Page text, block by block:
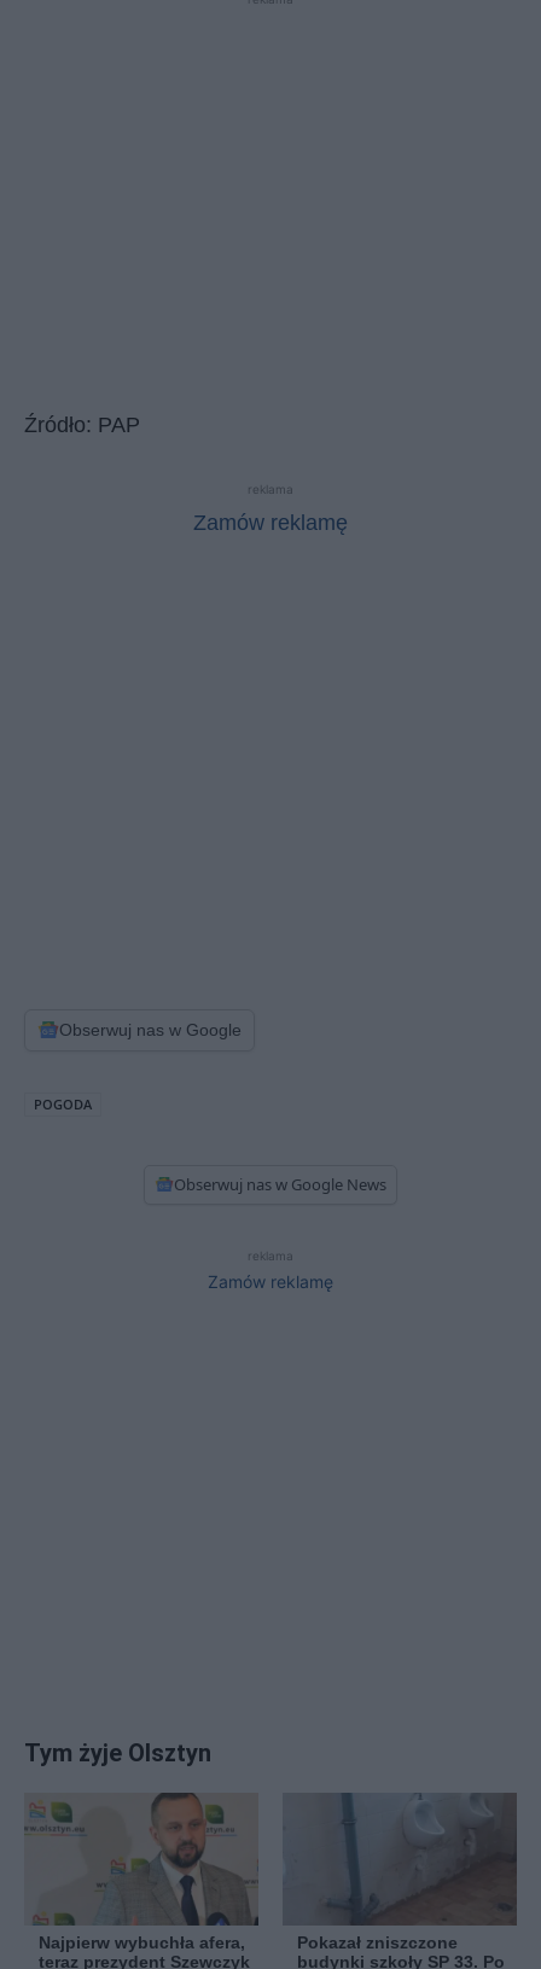
Źródło: PAP
reklama
Zamów reklamę
Obserwuj nas w Google
POGODA
Obserwuj nas w Google News
reklama
Zamów reklamę
Tym żyje Olsztyn
Najpierw wybuchła afera,
teraz prezydent Szewczyk
Pokazał zniszczone
budynki szkoły SP 33. Po